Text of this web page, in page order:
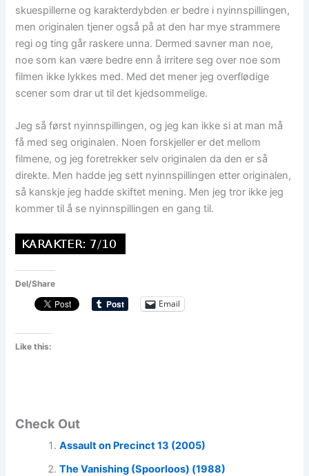
skuespillerne og karakterdybden er bedre i nyinnspillingen,
men originalen tjener også på at den har mye strammere
regi og ting går raskere unna. Dermed savner man noe,
noe som kan være bedre enn å irritere seg over noe som
filmen ikke lykkes med. Med det mener jeg overflødige
scener som drar ut til det kjedsommelige.
Jeg så først nyinnspillingen, og jeg kan ikke si at man må
få med seg originalen. Noen forskjeller er det mellom
filmene, og jeg foretrekker selv originalen da den er så
direkte. Men hadde jeg sett nyinnspillingen etter originalen,
så kanskje jeg hadde skiftet mening. Men jeg tror ikke jeg
kommer til å se nyinnspillingen en gang til.
Del/Share
Email
Like this:
Check Out
Assault on Precinct 13 (2005)
The Vanishing (Spoorloos) (1988)